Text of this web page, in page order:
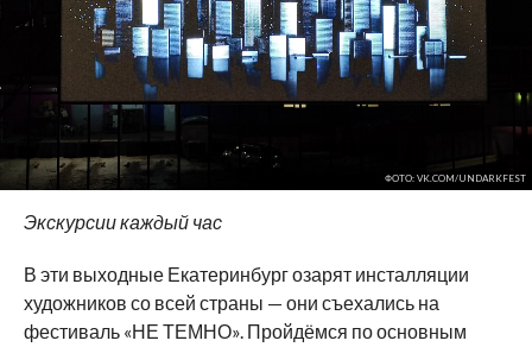
ФОТО: VK.COM/UNDARKFEST
Экскурсии каждый час
В эти выходные Екатеринбург озарят инсталляции
художников со всей страны — они съехались на
фестиваль «НЕ ТЕМНО». Пройдёмся по основным